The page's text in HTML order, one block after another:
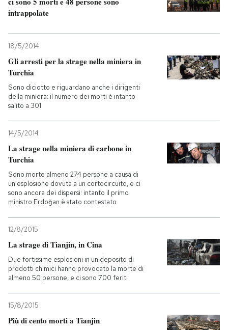
intrappolate
18/5/2014
Gli arresti per la strage nella miniera in
Turchia
Sono diciotto e riguardano anche i dirigenti
della miniera: il numero dei morti è intanto
salito a 301
14/5/2014
La strage nella miniera di carbone in
Turchia
Sono morte almeno 274 persone a causa di
un'esplosione dovuta a un cortocircuito, e ci
sono ancora dei dispersi: intanto il primo
ministro Erdoğan è stato contestato
12/8/2015
La strage di Tianjin, in Cina
Due fortissime esplosioni in un deposito di
prodotti chimici hanno provocato la morte di
almeno 50 persone, e ci sono 700 feriti
15/8/2015
Più di cento morti a Tianjin